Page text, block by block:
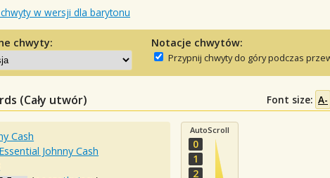
w wersji dla barytonu
chwyty: Notacje chwytów:
Przypnij chwyty do góry podczas
(Cały utwór) Font size: A-
Cash
Johnny Cash
AutoScroll
0
1
2